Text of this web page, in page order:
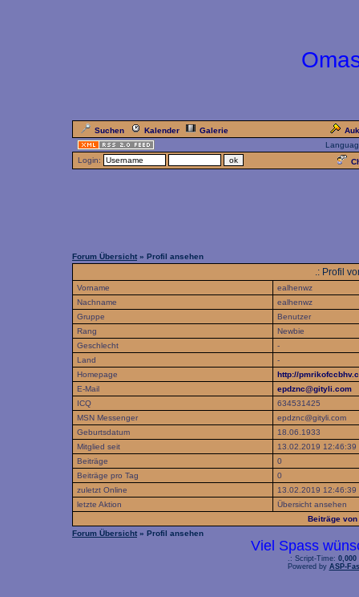
Suchen Kalender Galerie
Login:
Forum Übersicht » Profil ansehen
.: Profil
Vorname
ealhenwz
Nachname
ealhenwz
Gruppe
Benutzer
Rang
Newbie
Geschlecht
-
Land
-
Homepage
http://
E-Mail
epdznc@gityli.com
ICQ
634531425
MSN Messenger
epdznc@gityli.com
Geburtsdatum
18.06.1933
Mitglied seit
13.02.2019 12:46:39
Beiträge
0
Beiträge pro Tag
0
zuletzt Online
13.02.2019 12:46:39
letzte Aktion
Übersicht ansehen
Beiträge von
Forum Übersicht » Profil ansehen
Viel Spass
.: Script-Time: 0,000
Powered by ASP-